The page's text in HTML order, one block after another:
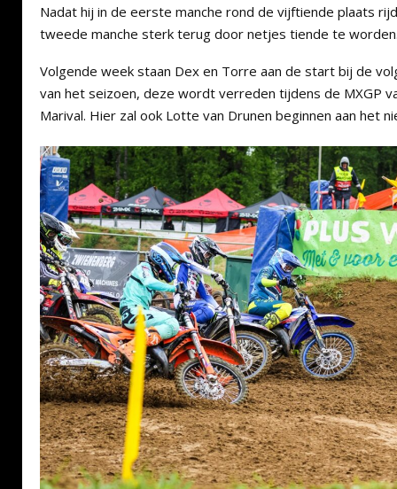
Nadat hij in de eerste manche rond de vijftiende plaats
tweede manche sterk terug door netjes tiende te
Volgende week staan Dex en Torre aan de start bij de
van het seizoen, deze wordt verreden tijdens de MXGP
Marival. Hier zal ook Lotte van Drunen beginnen aan het